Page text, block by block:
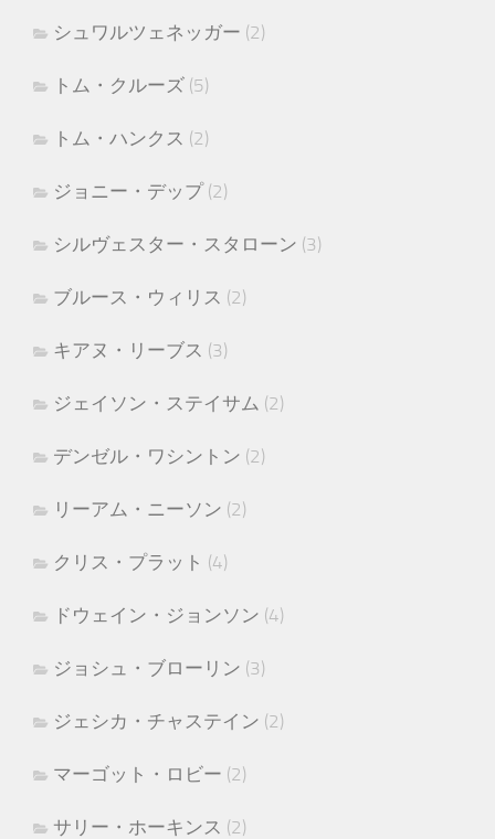
シュワルツェネッガー (2)
トム・クルーズ (5)
トム・ハンクス (2)
ジョニー・デップ(2)
シルヴェスター・スタローン (3)
ブルース・ウィリス (2)
キアヌ・リーブス (3)
ジェイソン・ステイサム (2)
デンゼル・ワシントン (2)
リーアム・ニーソン (2)
クリス・プラット (4)
ドウェイン・ジョンソン (4)
ジョシュ・ブローリン (3)
ジェシカ・チャステイン (2)
マーゴット・ロビー (2)
サリー・ホーキンス (2)